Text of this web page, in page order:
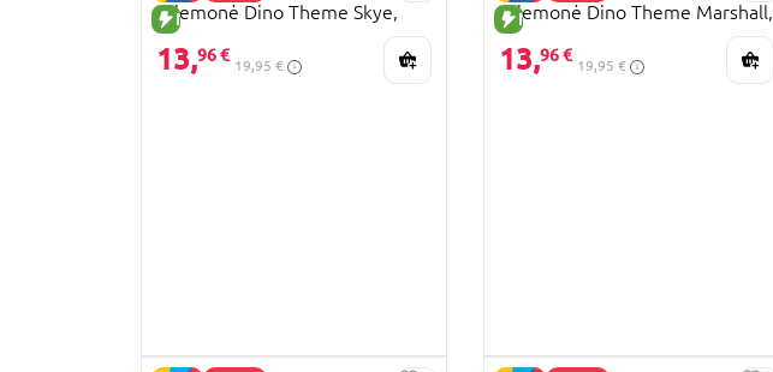
NAUJA PREKĖ
priemonė Dino Theme Skye,
6075758
13,96 €
19,95 €
NAUJA PREKĖ
priemonė Dino Theme Marshall,
6075757
13,96 €
19,95 €